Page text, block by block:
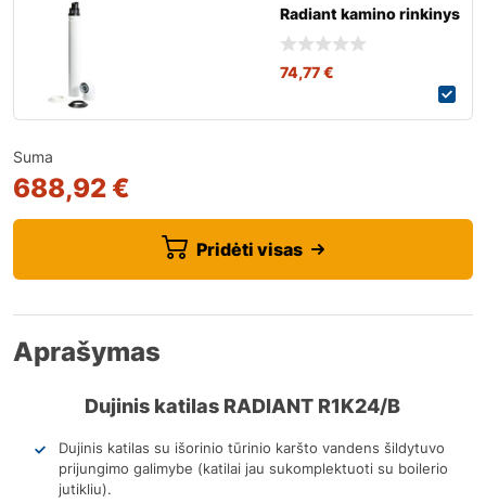
Radiant kamino rinkinys
74,77€
Suma
688,92 €
Pridėti visas
Aprašymas
Dujinis katilas RADIANT R1K24/B
Dujinis katilas su išorinio tūrinio karšto vandens šildytuvo
prijungimo galimybe (katilai jau sukomplektuoti su boilerio
jutikliu).